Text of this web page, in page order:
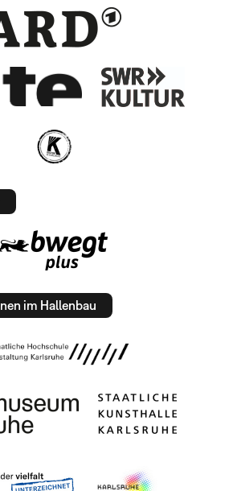
im Hallenbau